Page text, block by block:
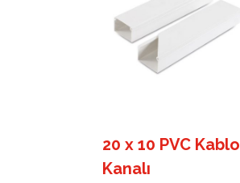
20 x 10 PVC Kablo
Kanalı